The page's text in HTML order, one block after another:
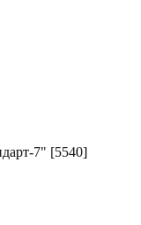
7" [5540]